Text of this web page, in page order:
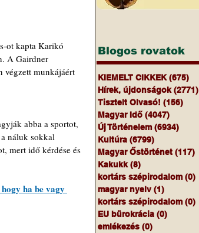
ot kapta Karikó
A Gairdner
végzett munkájáért
abba a sportot,
náluk sokkal
mert idő kérdése és
ha be vagy
Blogos rovatok
KIEMELT CIKKEK (675)
Hírek, újdonságok (2771)
Tisztelt Olvasó! (156)
Magyar Idő (4047)
Új Történelem (6934)
Kultúra (6799)
Magyar Őstörténet (117)
Kakukk (8)
kortárs szépirodalom (0)
magyar nyelv (1)
kortárs szépirodalom (0)
EU bürokrácia (0)
emlékezés (0)